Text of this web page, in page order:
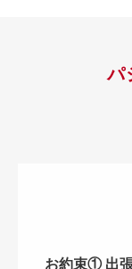
パ
お約束① 出